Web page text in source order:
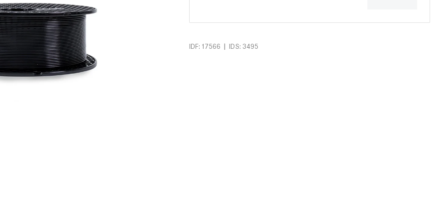
IDF: 17566 | IDS: 3495